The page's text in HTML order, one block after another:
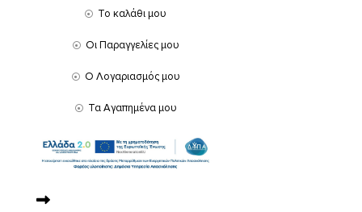
Το καλάθι μου
Οι Παραγγελίες μου
Ο Λογαριασμός μου
Τα Αγαπημένα μου